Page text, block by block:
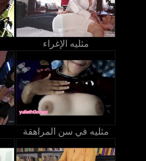
مثليه الإغراء
مثليه في سن المراهقة